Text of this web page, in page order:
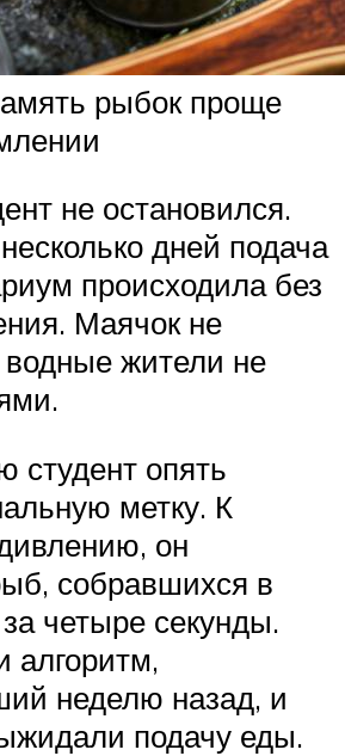
рыбок проще
не остановился.
дней подача
происходила без
Маячок не
водные жители не
студент опять
метку. К
он
собравшихся в
за четыре секунды.
алгоритм,
неделю назад, и
подачу еды.